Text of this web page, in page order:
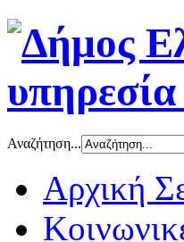
Αναζήτηση...
Αρχική